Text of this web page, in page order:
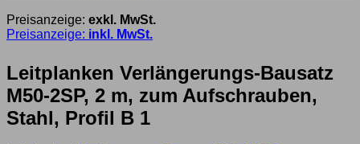
Preisanzeige: exkl. MwSt.
Preisanzeige: inkl. MwSt.
Leitplanken Verlängerungs-Bausatz
M50-2SP, 2 m, zum Aufschrauben,
Stahl, Profil B 1